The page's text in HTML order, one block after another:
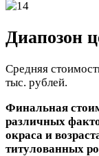
Диапозон
Средняя
тыс. рублей.
Финальная
различных
окраса и
титулованных